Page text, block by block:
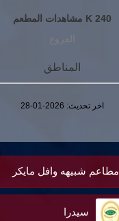
240 K مشاهدات المطعم
الفروع
المناطق
اخر تحديث: 2026-01-28
مطاعم شبيهه وافل مايكر
سيدرا